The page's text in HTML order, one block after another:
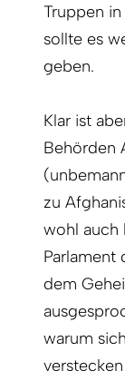
Truppen
sollte es
geben.
Klar ist
Behörden
zu
wohl auch
Parlament
dem
warum